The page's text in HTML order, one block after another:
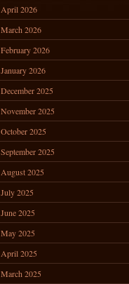
April 2026
March 2026
February 2026
January 2026
December 2025
November 2025
October 2025
September 2025
August 2025
July 2025
June 2025
May 2025
April 2025
March 2025